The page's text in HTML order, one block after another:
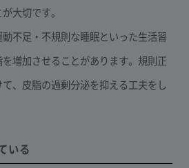
大切です。
不足・不規則な睡眠といった生活習
増加させることがあります。規則正
て、皮脂の過剰分泌を抑える工夫をし
いる